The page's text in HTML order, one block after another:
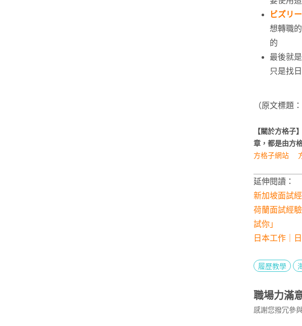
ビズリ
想轉職
的
最後就是
只是找
（原文標題：
【關於方格子
章，都是由方
方格子網站
延伸閱讀：
新加坡面試
荷蘭面試經
試你」
日本工作｜
履歷教學
職場力滿
感謝您撥冗參